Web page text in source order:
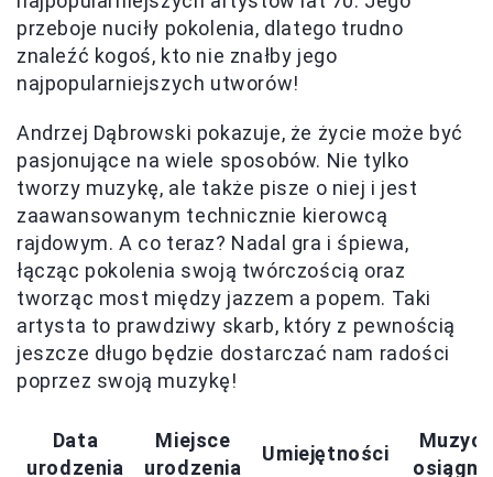
przeboje nuciły pokolenia, dlatego trudno
znaleźć kogoś, kto nie znałby jego
najpopularniejszych utworów!
Andrzej Dąbrowski pokazuje, że życie może być
pasjonujące na wiele sposobów. Nie tylko
tworzy muzykę, ale także pisze o niej i jest
zaawansowanym technicznie kierowcą
rajdowym. A co teraz? Nadal gra i śpiewa,
łącząc pokolenia swoją twórczością oraz
tworząc most między jazzem a popem. Taki
artysta to prawdziwy skarb, który z pewnością
jeszcze długo będzie dostarczać nam radości
poprzez swoją muzykę!
Data
urodzenia
Miejsce
urodzenia
Umiejętności